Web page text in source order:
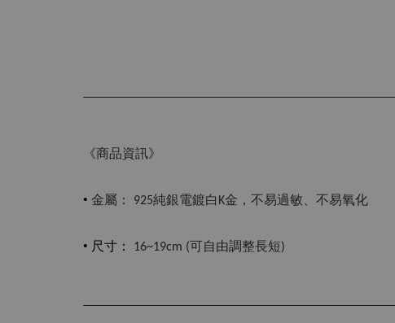
《商品資訊》
• 金屬： 925純銀電鍍白K金，不易過敏、不易氧化
• 尺寸： 16~19cm (可自由調整長短)